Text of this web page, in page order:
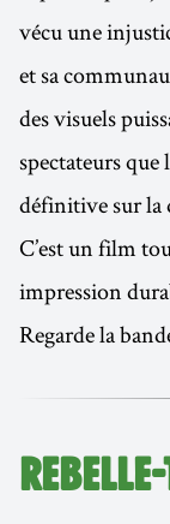
vécu une
et sa
des visuels
spectateurs
définitive sur la
C’est un film
impression
Regarde la